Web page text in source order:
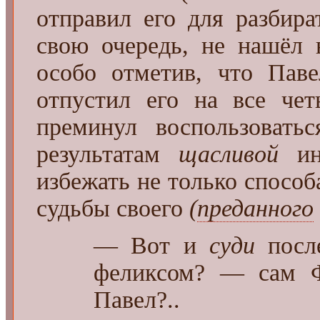
отправил его для
свою очередь, не нашёл
особо отметив, что
отпустил его на все
преминул
результатам щасливой
избежать не только
судьбы своего (преданного
— Вот и суди
феликсом? — сам
Павел?..